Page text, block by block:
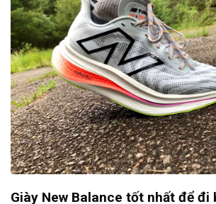
Giày New Balance tốt nhất để đi